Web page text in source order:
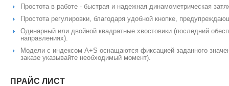
Простота в работе - быстрая и надежная динамометрическая
Простота регулировки, благодаря удобной кнопке,
Одинарный или двойной квадратные хвостовики (последний
направлениях).
Модели с индексом A+S оснащаются фиксацией заданного
заказе указывайте необходимый момент).
ПРАЙС ЛИСТ